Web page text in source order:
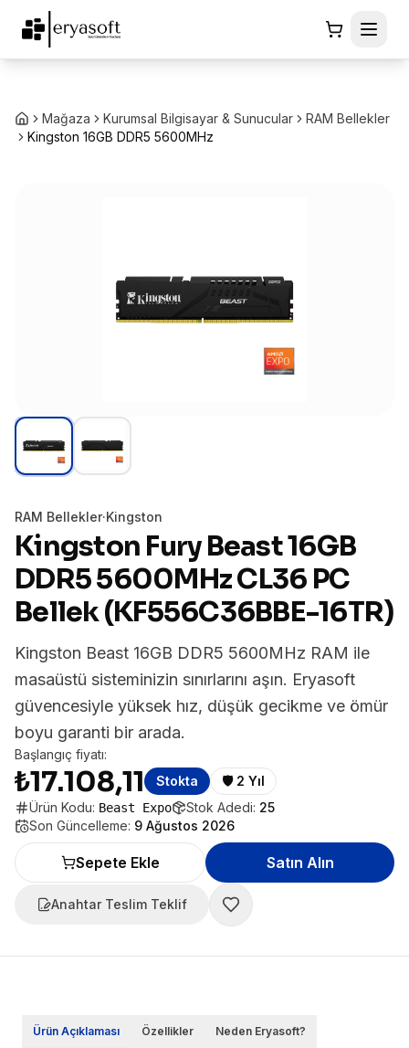
Mağaza Kurumsal Bilgisayar & Sunucular
RAM Bellekler
Kingston 16GB DDR5 5600MHz
RAM Bellekler·Kingston
Kingston Fury Beast 16GB
DDR5 5600MHz CL36 PC
Bellek (KF556C36BBE-16TR)
Kingston Beast 16GB DDR5 5600MHz RAM ile
masaüstü sisteminizin sınırlarını aşın. Eryasoft
güvencesiyle yüksek hız, düşük gecikme ve ömür
boyu garanti bir arada.
Başlangıç fiyatı:
₺17.108,11 Stokta 🛡️ 2 Yıl
Ürün Kodu: Beast Expo Stok Adedi: 25
Son Güncelleme: 9 Ağustos 2026
Sepete Ekle Satın Alın
Anahtar Teslim Teklif
Ürün Açıklaması Özellikler Neden Eryasoft?